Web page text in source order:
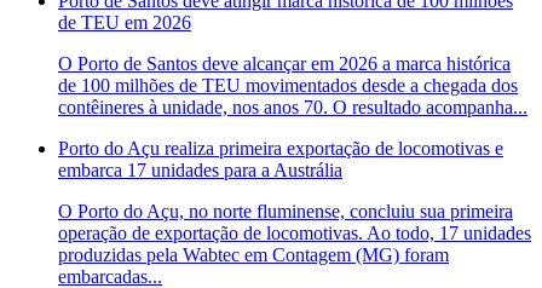
de TEU em 2026
O Porto de Santos deve alcançar em 2026 a marca histórica
de 100 milhões de TEU movimentados desde a chegada dos
contêineres à unidade, nos anos 70. O resultado acompanha...
Porto do Açu realiza primeira exportação de locomotivas e
embarca 17 unidades para a Austrália
O Porto do Açu, no norte fluminense, concluiu sua primeira
operação de exportação de locomotivas. Ao todo, 17 unidades
produzidas pela Wabtec em Contagem (MG) foram
embarcadas...